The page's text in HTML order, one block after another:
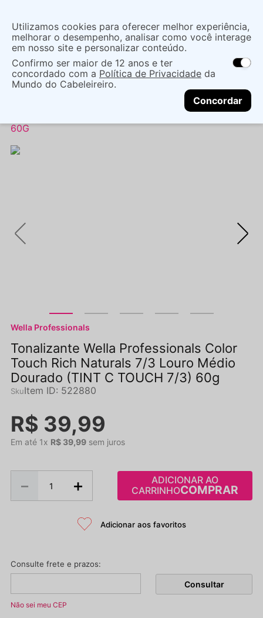
localização
As ofertas e opções de entrega variam de
acordo com a região.Não sei meu CEP
CONTINUAR
O que você procura?
Coloração
Marcas de Salão
TONALIZANTE WELLA
PROFESSIONALS COLOR TOUCH RICH NATURALS
60G
Wella Professionals
Tonalizante Wella Professionals Color
Touch Rich Naturals 7/3 Louro Médio
Dourado (TINT C TOUCH 7/3) 60g
Item ID: 522880
R$ 39,99
Em até 1x R$ 39,99 sem juros
＋
－
ADICIONAR AO
CARRINHO
Não sei meu CEP
Utilizamos cookies para oferecer melhor experiência,
melhorar o desempenho, analisar como você interage
em nosso site e personalizar conteúdo.
Confirmo ser maior de 12 anos e ter
concordado com a Política de Privacidade da
Mundo do Cabeleireiro.
Concordar